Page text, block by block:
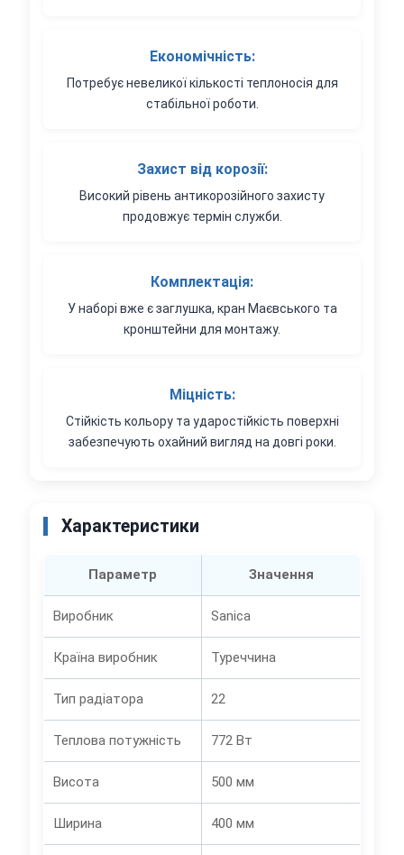
Економічність:
Потребує невеликої кількості теплоносія для
стабільної роботи.
Захист від корозії:
Високий рівень антикорозійного захисту
продовжує термін служби.
Комплектація:
У наборі вже є заглушка, кран Маєвського та
кронштейни для монтажу.
Міцність:
Стійкість кольору та ударостійкість поверхні
забезпечують охайний вигляд на довгі роки.
Характеристики
Параметр Значення
Виробник Sanica
Країна виробник Туреччина
Тип радіатора 22
Теплова потужність 772 Вт
Висота 500 мм
Ширина 400 мм